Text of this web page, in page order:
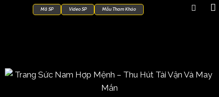
Mã SP Video SP Mẫu Tham Khảo